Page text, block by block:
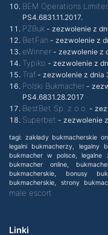
BEM Operations
PS4.6831.11.2017.
PZBuk - zezwolenie z
BetFan - zezwolenie z
eWinner - zezwolenie z
Typiko - zezwolenie z
Traf - zezwolenie z dnia
Polski Bukmacher -
PS4.6831.28.2017
BestBet Sp. z o.o. -
Superbet - zezwolenie
tagi: zakłady bukmacherskie
legalni bukmacherzy, legalny
bukmacher w polsce, legalne
bukmacher online,
bukmacherskie, bonusy
bukmacherskie, strony
male escort
Linki